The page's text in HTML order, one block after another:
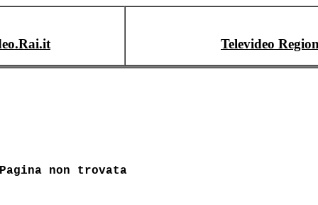
Televideo
Pagina non trovata